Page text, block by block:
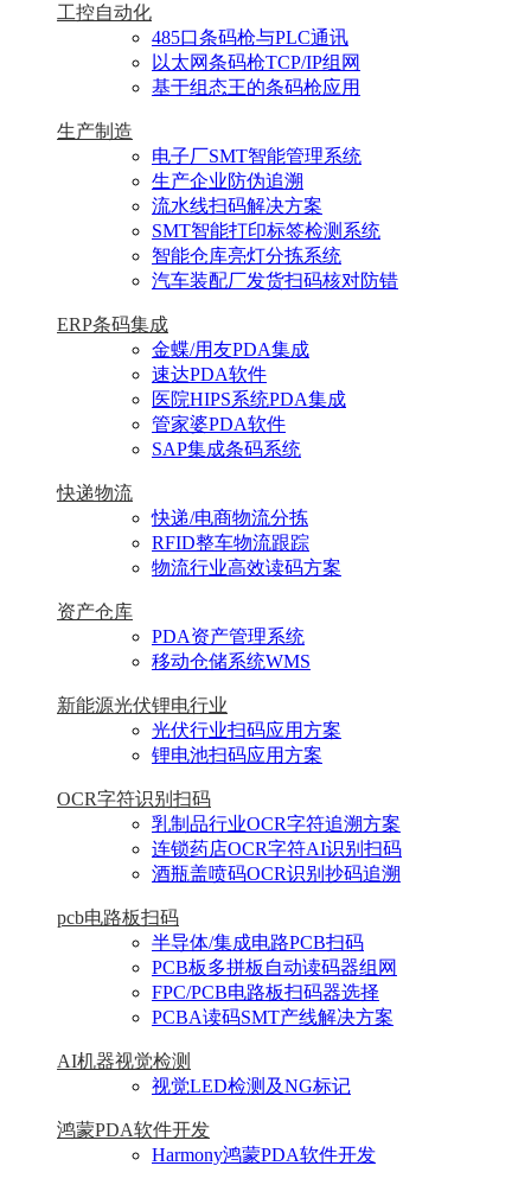
工控自动化
485口条码枪与PLC通讯
以太网条码枪TCP/IP组网
基于组态王的条码枪应用
生产制造
电子厂SMT智能管理系统
生产企业防伪追溯
流水线扫码解决方案
SMT智能打印标签检测系统
智能仓库亮灯分拣系统
汽车装配厂发货扫码核对防错
ERP条码集成
金蝶/用友PDA集成
速达PDA软件
医院HIPS系统PDA集成
管家婆PDA软件
SAP集成条码系统
快递物流
快递/电商物流分拣
RFID整车物流跟踪
物流行业高效读码方案
资产仓库
PDA资产管理系统
移动仓储系统WMS
新能源光伏锂电行业
光伏行业扫码应用方案
锂电池扫码应用方案
OCR字符识别扫码
乳制品行业OCR字符追溯方案
连锁药店OCR字符AI识别扫码
酒瓶盖喷码OCR识别抄码追溯
pcb电路板扫码
半导体/集成电路PCB扫码
PCB板多拼板自动读码器组网
FPC/PCB电路板扫码器选择
PCBA读码SMT产线解决方案
AI机器视觉检测
视觉LED检测及NG标记
鸿蒙PDA软件开发
Harmony鸿蒙PDA软件开发